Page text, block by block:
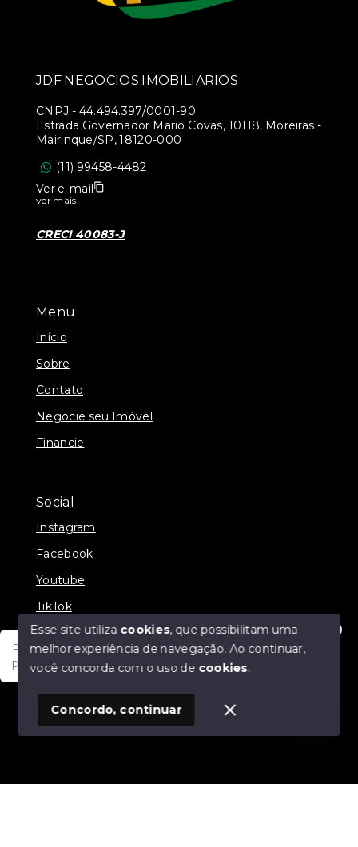
Fale com um de nossos consultores! Estamos
prontos para atende-lo e orienta-lo!
Menu
Início
Sobre
Contato
Negocie seu Imóvel
Financie
Social
Instagram
Facebook
Youtube
TikTok
© Copyright 2026 - JDF NEGOCIOS IMOBILIARIOS -
SITE PARA IMOBILIARIA
JDF NEGOCIOS IMOBILIARIOS
CNPJ - 44.494.397/0001-90
Estrada Governador Mario Covas, 10118, Moreiras -
Mairinque/SP, 18120-000
(11) 99458-4482
Ver e-mail
ver mais
CRECI 40083-J
Esse site utiliza cookies, que possibilitam uma
melhor experiência de navegação.Ao continuar,
você concorda com o uso de cookies.
Concordo, continuar